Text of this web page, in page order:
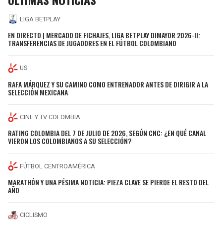
LIGA BETPLAY
EN DIRECTO | MERCADO DE FICHAJES, LIGA BETPLAY DIMAYOR 2026-II:
TRANSFERENCIAS DE JUGADORES EN EL FÚTBOL COLOMBIANO
US
RAFA MÁRQUEZ Y SU CAMINO COMO ENTRENADOR ANTES DE DIRIGIR A LA
SELECCIÓN MEXICANA
CINE Y TV COLOMBIA
RATING COLOMBIA DEL 7 DE JULIO DE 2026, SEGÚN CNC: ¿EN QUÉ CANAL
VIERON LOS COLOMBIANOS A SU SELECCIÓN?
FÚTBOL CENTROAMÉRICA
MARATHÓN Y UNA PÉSIMA NOTICIA: PIEZA CLAVE SE PIERDE EL RESTO DEL
AÑO
CICLISMO